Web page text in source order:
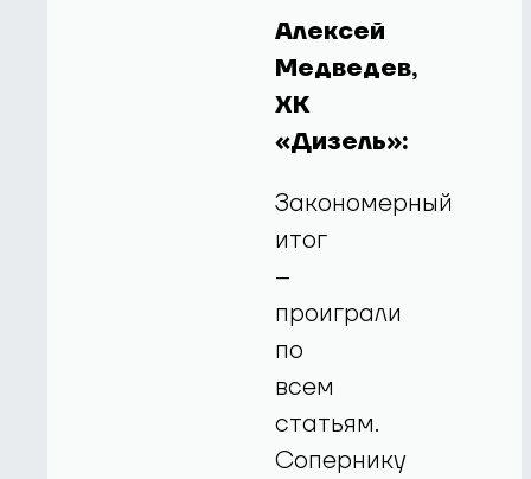
Алексей
Медведев,
ХК
«Дизель»:
Закономерный
итог
–
проиграли
по
всем
статьям.
Сопернику